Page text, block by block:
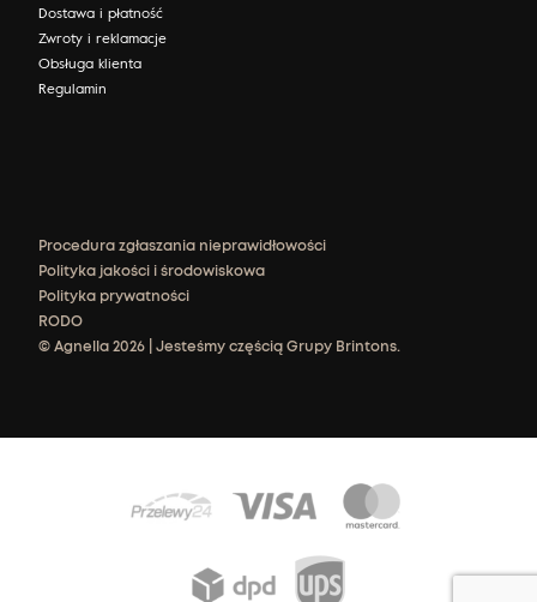
Dostawa i płatność
Zwroty i reklamacje
Obsługa klienta
Regulamin
Procedura zgłaszania nieprawidłowości
Polityka jakości i środowiskowa
Polityka prywatności
RODO
© Agnella 2026 | Jesteśmy częścią Grupy Brintons.